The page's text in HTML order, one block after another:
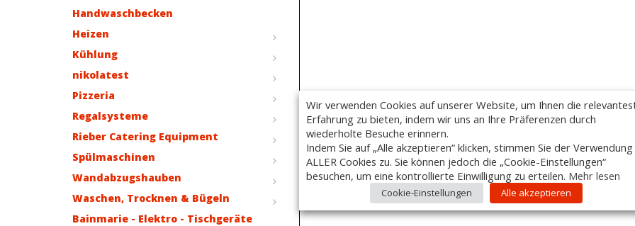
Handwaschbecken
Heizen
Kühlung
nikolatest
Pizzeria
Regalsysteme
Rieber Catering Equipment
Spülmaschinen
Wandabzugshauben
Waschen, Trocknen & Bügeln
Bainmarie - Elektro - Tischgeräte
Wir verwenden Cookies auf unserer Website, um Ihnen die
Erfahrung zu bieten, indem wir uns an Ihre Präferenzen durch
wiederholte Besuche erinnern.
Indem Sie auf „Alle akzeptieren“ klicken, stimmen Sie der Verwendung
ALLER Cookies zu. Sie können jedoch die „Cookie-Einstellungen“
besuchen, um eine kontrollierte Einwilligung zu erteilen. Mehr lesen
Cookie-Einstellungen Alle akzeptieren